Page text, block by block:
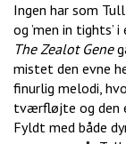
Ingen har som
og ’men in
The Zealot Gene
mistet den evne
finurlig melodi,
tværfløjte og den
Fyldt med både